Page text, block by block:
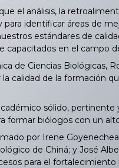
el análisis, la
identificar áreas de
estándares de
en el campo
de Ciencias Biológicas,
calidad de la formación
sólido, pertinente
formar biólogos con un
por Irene
de Chiná; y José
para el